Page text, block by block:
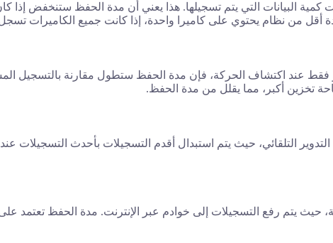
كمية البيانات التي يتم تسجيلها. هذا يعني أن مدة الحفظ ستنخفض إذا
فقط عند اكتشاف الحركة، فإن مدة الحفظ ستطول مقارنة بالتسجيل
تخزين أكبر، مما يقلل من مدة الحفظ.
التلقائي، حيث يتم استبدال أقدم التسجيلات بأحدث
يتم رفع التسجيلات إلى خوادم عبر الإنترنت. مدة الحفظ تعتمد